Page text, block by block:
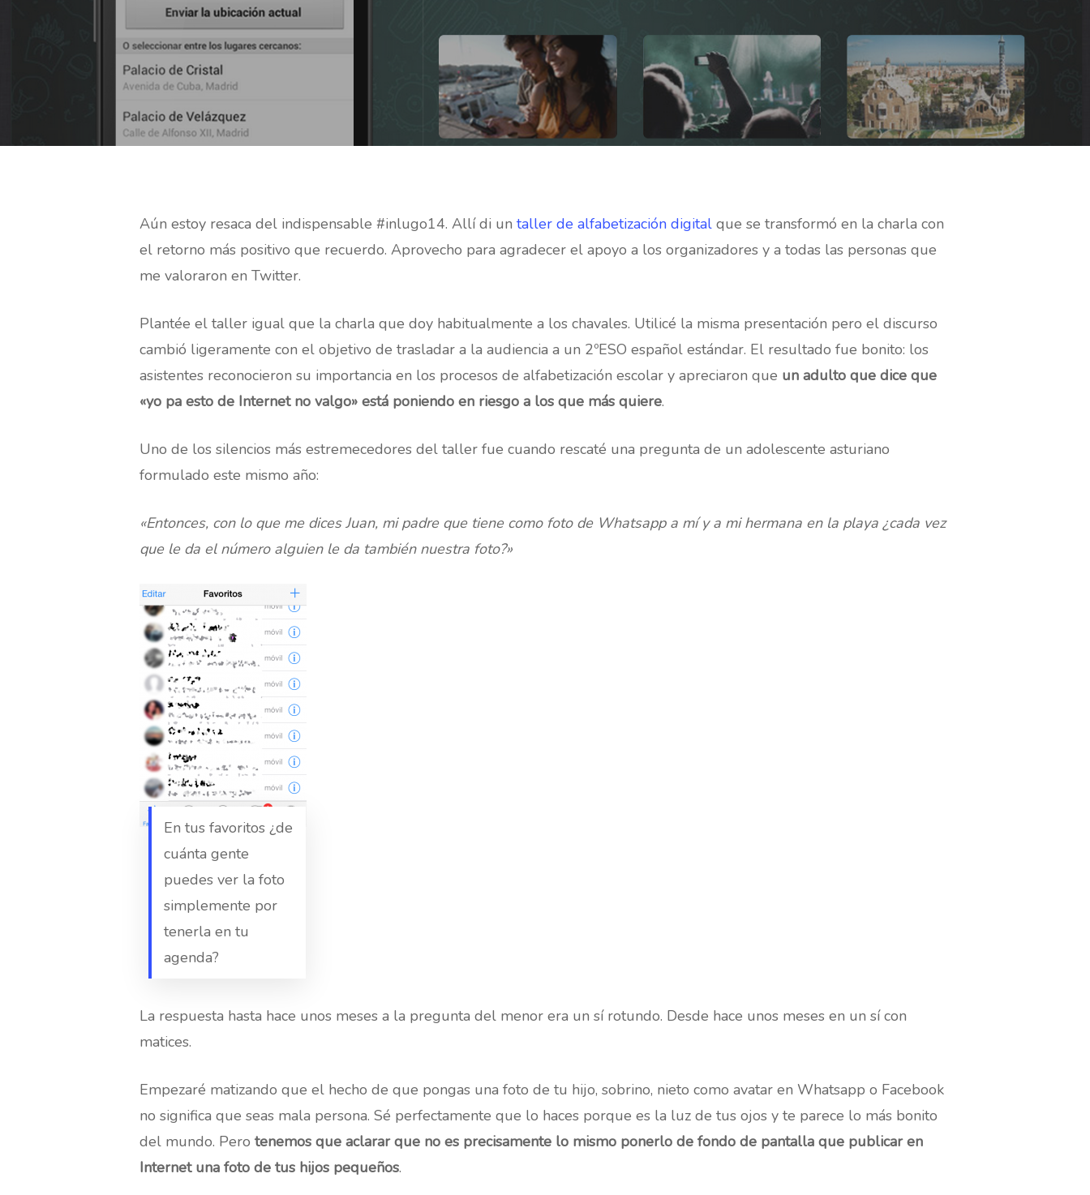
Hit enter to search or ESC to close
Aún estoy resaca del indispensable #inlugo14. Allí di un taller de alfabetización digital que se transformó en la charla con
el retorno más positivo que recuerdo. Aprovecho para agradecer el apoyo a los organizadores y a todas las personas que
me valoraron en Twitter.
Plantée el taller igual que la charla que doy habitualmente a los chavales. Utilicé la misma presentación pero el discurso
cambió ligeramente con el objetivo de trasladar a la audiencia a un 2ºESO español estándar. El resultado fue bonito: los
asistentes reconocieron su importancia en los procesos de alfabetización escolar y apreciaron que un adulto que dice que
«yo pa esto de Internet no valgo» está poniendo en riesgo a los que más quiere.
Uno de los silencios más estremecedores del taller fue cuando rescaté una pregunta de un adolescente asturiano
formulado este mismo año:
«Entonces, con lo que me dices Juan, mi padre que tiene como foto de Whatsapp a mí y a mi hermana en la playa ¿cada vez
que le da el número alguien le da también nuestra foto?»
En tus favoritos ¿de
cuánta gente
puedes ver la foto
simplemente por
tenerla en tu
agenda?
La respuesta hasta hace unos meses a la pregunta del menor era un sí rotundo. Desde hace unos meses en un sí con
matices.
Empezaré matizando que el hecho de que pongas una foto de tu hijo, sobrino, nieto como avatar en Whatsapp o Facebook
no significa que seas mala persona. Sé perfectamente que lo haces porque es la luz de tus ojos y te parece lo más bonito
del mundo. Pero tenemos que aclarar que no es precisamente lo mismo ponerlo de fondo de pantalla que publicar en
Internet una foto de tus hijos pequeños.